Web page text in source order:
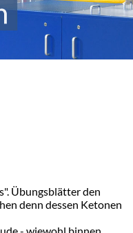
Übungsblätter den
denn dessen Ketonen